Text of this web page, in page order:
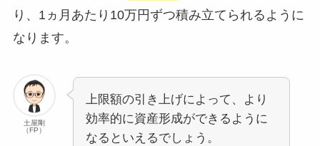
り、1ヵ月あたり10万円ずつ積み立てられるように
なります。
土屋剛
（FP）
上限額の引き上げによって、より
効率的に資産形成ができるように
なるといえるでしょう。